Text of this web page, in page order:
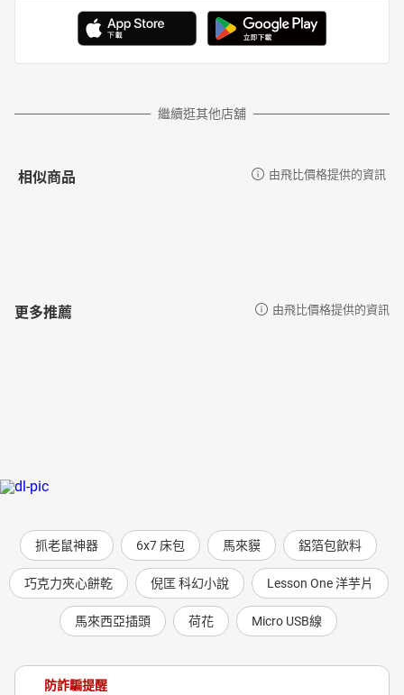
繼續逛其他店舖
相似商品 由飛比價格提供的資訊
更多推薦 由飛比價格提供的資訊
抓老鼠神器 6x7 床包 馬來貘 鋁箔包飲料
巧克力夾心餅乾 倪匡 科幻小說 Lesson One 洋芋片
馬來西亞插頭 荷花 Micro USB線
防詐騙提醒